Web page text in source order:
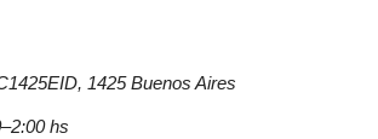
1425 Buenos Aires
hs